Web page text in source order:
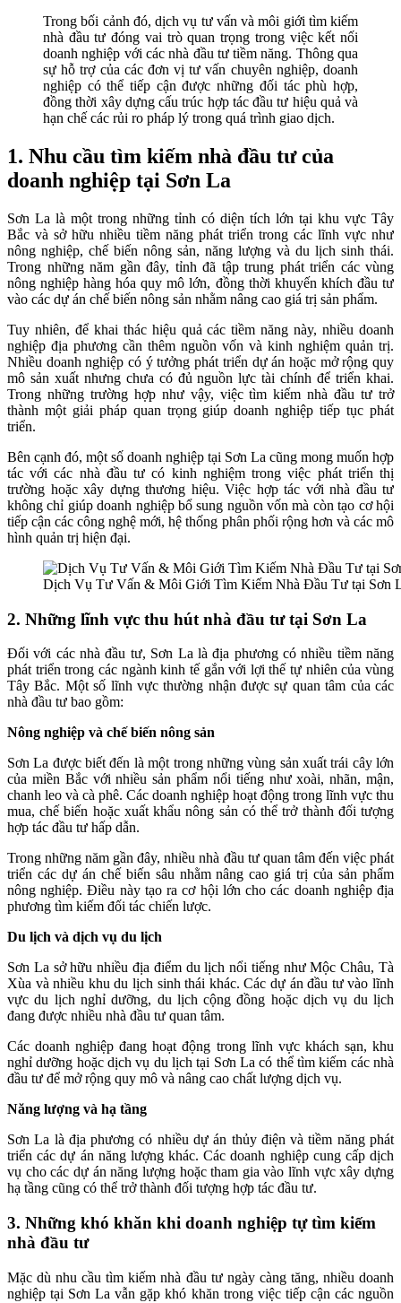
Trong bối cảnh đó, dịch vụ tư vấn và môi giới tìm kiếm
nhà đầu tư đóng vai trò quan trọng trong việc kết nối
doanh nghiệp với các nhà đầu tư tiềm năng. Thông qua
sự hỗ trợ của các đơn vị tư vấn chuyên nghiệp, doanh
nghiệp có thể tiếp cận được những đối tác phù hợp,
đồng thời xây dựng cấu trúc hợp tác đầu tư hiệu quả và
hạn chế các rủi ro pháp lý trong quá trình giao dịch.
1. Nhu cầu tìm kiếm nhà đầu tư của
doanh nghiệp tại Sơn La
Sơn La là một trong những tỉnh có diện tích lớn tại khu vực Tây
Bắc và sở hữu nhiều tiềm năng phát triển trong các lĩnh vực như
nông nghiệp, chế biến nông sản, năng lượng và du lịch sinh thái.
Trong những năm gần đây, tỉnh đã tập trung phát triển các vùng
nông nghiệp hàng hóa quy mô lớn, đồng thời khuyến khích đầu tư
vào các dự án chế biến nông sản nhằm nâng cao giá trị sản phẩm.
Tuy nhiên, để khai thác hiệu quả các tiềm năng này, nhiều doanh
nghiệp địa phương cần thêm nguồn vốn và kinh nghiệm quản trị.
Nhiều doanh nghiệp có ý tưởng phát triển dự án hoặc mở rộng quy
mô sản xuất nhưng chưa có đủ nguồn lực tài chính để triển khai.
Trong những trường hợp như vậy, việc tìm kiếm nhà đầu tư trở
thành một giải pháp quan trọng giúp doanh nghiệp tiếp tục phát
triển.
Bên cạnh đó, một số doanh nghiệp tại Sơn La cũng mong muốn hợp
tác với các nhà đầu tư có kinh nghiệm trong việc phát triển thị
trường hoặc xây dựng thương hiệu. Việc hợp tác với nhà đầu tư
không chỉ giúp doanh nghiệp bổ sung nguồn vốn mà còn tạo cơ hội
tiếp cận các công nghệ mới, hệ thống phân phối rộng hơn và các mô
hình quản trị hiện đại.
Dịch Vụ Tư Vấn & Môi Giới Tìm Kiếm Nhà Đầu Tư tại Sơn
2. Những lĩnh vực thu hút nhà đầu tư tại Sơn La
Đối với các nhà đầu tư, Sơn La là địa phương có nhiều tiềm năng
phát triển trong các ngành kinh tế gắn với lợi thế tự nhiên của vùng
Tây Bắc. Một số lĩnh vực thường nhận được sự quan tâm của các
nhà đầu tư bao gồm:
Nông nghiệp và chế biến nông sản
Sơn La được biết đến là một trong những vùng sản xuất trái cây lớn
của miền Bắc với nhiều sản phẩm nổi tiếng như xoài, nhãn, mận,
chanh leo và cà phê. Các doanh nghiệp hoạt động trong lĩnh vực thu
mua, chế biến hoặc xuất khẩu nông sản có thể trở thành đối tượng
hợp tác đầu tư hấp dẫn.
Trong những năm gần đây, nhiều nhà đầu tư quan tâm đến việc phát
triển các dự án chế biến sâu nhằm nâng cao giá trị của sản phẩm
nông nghiệp. Điều này tạo ra cơ hội lớn cho các doanh nghiệp địa
phương tìm kiếm đối tác chiến lược.
Du lịch và dịch vụ du lịch
Sơn La sở hữu nhiều địa điểm du lịch nổi tiếng như Mộc Châu, Tà
Xùa và nhiều khu du lịch sinh thái khác. Các dự án đầu tư vào lĩnh
vực du lịch nghỉ dưỡng, du lịch cộng đồng hoặc dịch vụ du lịch
đang được nhiều nhà đầu tư quan tâm.
Các doanh nghiệp đang hoạt động trong lĩnh vực khách sạn, khu
nghỉ dưỡng hoặc dịch vụ du lịch tại Sơn La có thể tìm kiếm các nhà
đầu tư để mở rộng quy mô và nâng cao chất lượng dịch vụ.
Năng lượng và hạ tầng
Sơn La là địa phương có nhiều dự án thủy điện và tiềm năng phát
triển các dự án năng lượng khác. Các doanh nghiệp cung cấp dịch
vụ cho các dự án năng lượng hoặc tham gia vào lĩnh vực xây dựng
hạ tầng cũng có thể trở thành đối tượng hợp tác đầu tư.
3. Những khó khăn khi doanh nghiệp tự tìm kiếm
nhà đầu tư
Mặc dù nhu cầu tìm kiếm nhà đầu tư ngày càng tăng, nhiều doanh
nghiệp tại Sơn La vẫn gặp khó khăn trong việc tiếp cận các nguồn